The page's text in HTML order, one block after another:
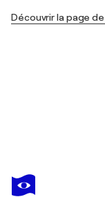
Découvrir la page de
JEAN ARP
Abstract Portrait in